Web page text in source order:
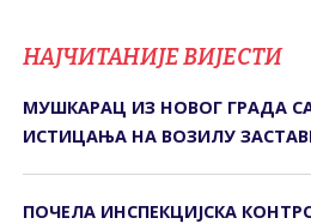
НАЈЧИТАНИЈЕ ВИЈЕСТИ
МУШКАРАЦ ИЗ НОВОГ ГРАДА
ИСТИЦАЊА НА ВОЗИЛУ
ПОЧЕЛА ИНСПЕКЦИЈСКА